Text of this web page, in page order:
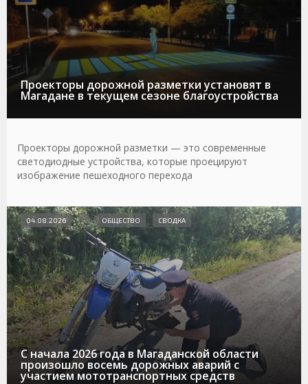
Проекторы дорожной разметки установят в
Магадане в текущем сезоне благоустройства
Проекторы дорожной разметки — это современные
светодиодные устройства, которые проецируют
изображение пешеходного перехода
С начала 2026 года в Магаданской области
произошло восемь дорожных аварий с
участием мототранспортных средств
04.08.2026 ОБЩЕСТВО СВОДКА